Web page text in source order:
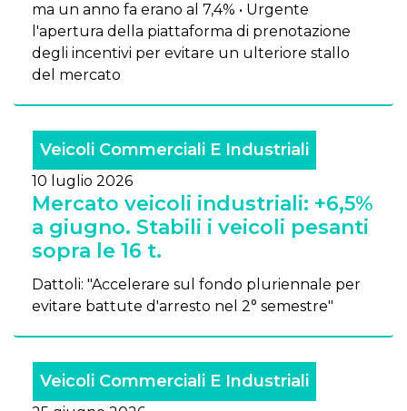
ma un anno fa erano al 7,4% • Urgente
l'apertura della piattaforma di prenotazione
degli incentivi per evitare un ulteriore stallo
del mercato
Veicoli Commerciali E Industriali
10 luglio 2026
Mercato veicoli industriali: +6,5%
a giugno. Stabili i veicoli pesanti
sopra le 16 t.
Dattoli: "Accelerare sul fondo pluriennale per
evitare battute d'arresto nel 2° semestre"
Veicoli Commerciali E Industriali